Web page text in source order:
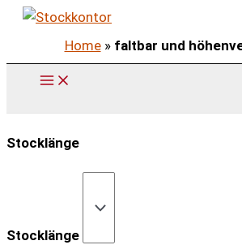
Zum
springen
Home» faltbar und
Stocklänge
Stocklänge